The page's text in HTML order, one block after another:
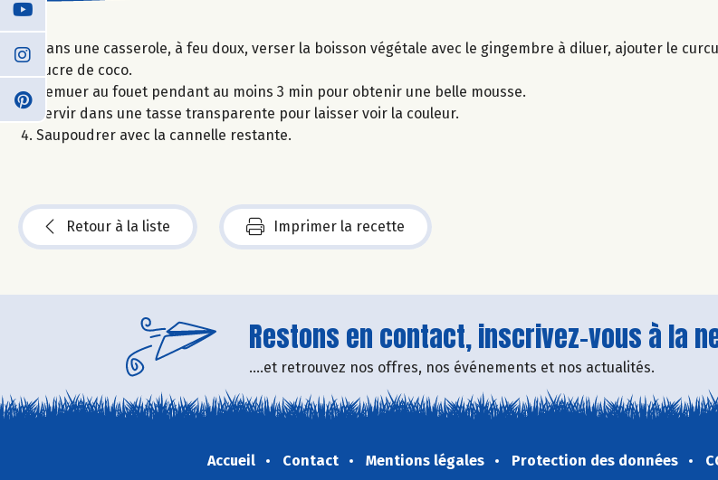
Dans une casserole, à feu doux, verser la boisson végétale avec le gingembre à diluer, ajouter le
sucre de coco.
Remuer au fouet pendant au moins 3 min pour obtenir une belle mousse.
Servir dans une tasse transparente pour laisser voir la couleur.
Saupoudrer avec la cannelle restante.
Retour à la liste Imprimer la recette
Restons en contact, inscrivez-vous à la
....et retrouvez nos offres, nos événements et nos actualités.
Accueil Contact Mentions légales Protection des données